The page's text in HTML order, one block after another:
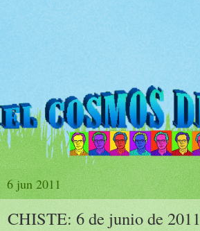
6 jun 2011
CHISTE: 6 de junio de 2011